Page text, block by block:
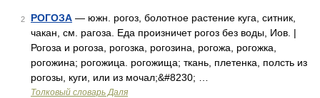
2 РОГОЗА — южн. рогоз, болотное растение куга, ситник,
чакан, см. рагоза. Еда произничет рогоз без воды, Иов. |
Рогоза и рогоза, рогозка, рогозина, рогожа, рогожка,
рогожина; рогожица. рогожища; ткань, плетенка, полсть из
рогозы, куги, или из мочал;&#8230; …
Толковый словарь Даля